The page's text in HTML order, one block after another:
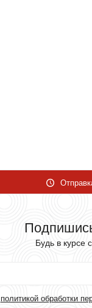
Будь в курсе
политикой обработки